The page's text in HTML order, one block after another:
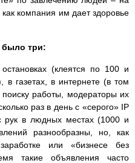
компания им дает здоровье
было три:
(клеятся по 100 и
в газетах, в интернете (в том
работы, модераторы их
раз в день с «серого» IP
рук в людных местах (1000 и
разнообразны, но, как
или «бизнесе без
такие объявления часто